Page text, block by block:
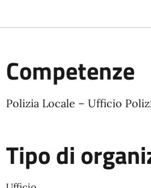
Competenze
Polizia Locale – Ufficio
Tipo di